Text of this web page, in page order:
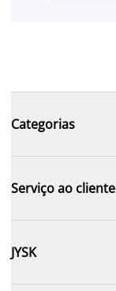
Categorias
Serviço ao cliente
JYSK